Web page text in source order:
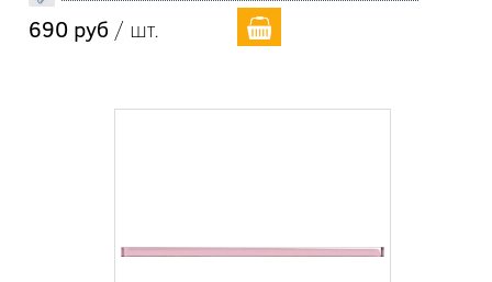
690 руб / шт.